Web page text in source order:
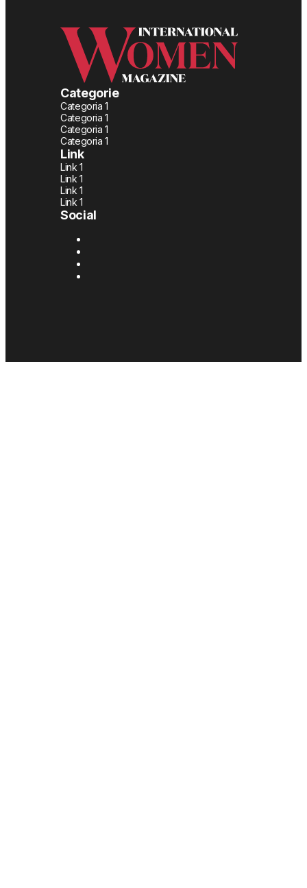
Categorie
Categoria 1
Categoria 1
Categoria 1
Categoria 1
Link
Link 1
Link 1
Link 1
Link 1
Social